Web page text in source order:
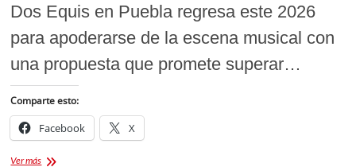
Dos Equis en Puebla regresa este 2026
para apoderarse de la escena musical con
una propuesta que promete superar…
Comparte esto:
Facebook X
Ver másResuena